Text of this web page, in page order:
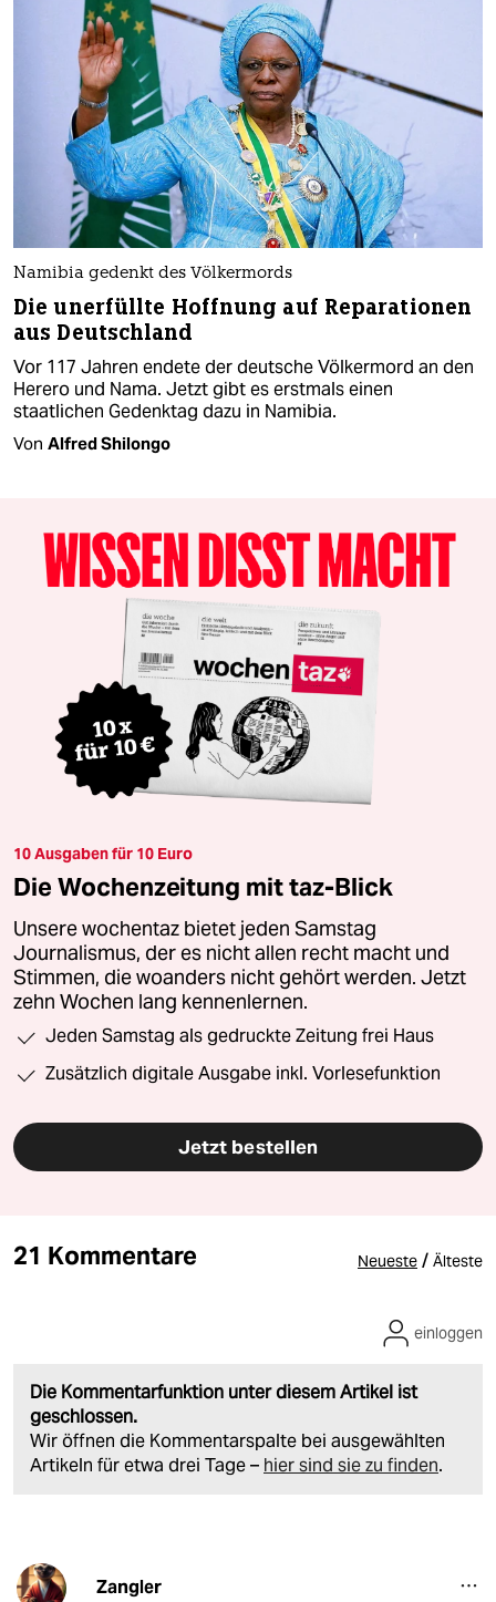
Namibia gedenkt des Völkermords
Die unerfüllte Hoffnung auf Reparationen
aus Deutschland
Vor 117 Jahren endete der deutsche Völkermord an den
Herero und Nama. Jetzt gibt es erstmals einen
staatlichen Gedenktag dazu in Namibia.
Von Alfred Shilongo
10 Ausgaben für 10 Euro
Die Wochenzeitung mit taz-Blick
Unsere wochentaz bietet jeden Samstag
Journalismus, der es nicht allen recht macht und
Stimmen, die woanders nicht gehört werden. Jetzt
zehn Wochen lang kennenlernen.
Jeden Samstag als gedruckte Zeitung frei Haus
Zusätzlich digitale Ausgabe inkl. Vorlesefunktion
Jetzt bestellen
21 Kommentare Neueste / Älteste
Die Kommentarfunktion unter diesem Artikel ist
geschlossen.
Wir öffnen die Kommentarspalte bei ausgewählten
Artikeln für etwa drei Tage – hier sind sie zu finden.
einloggen
Zangler